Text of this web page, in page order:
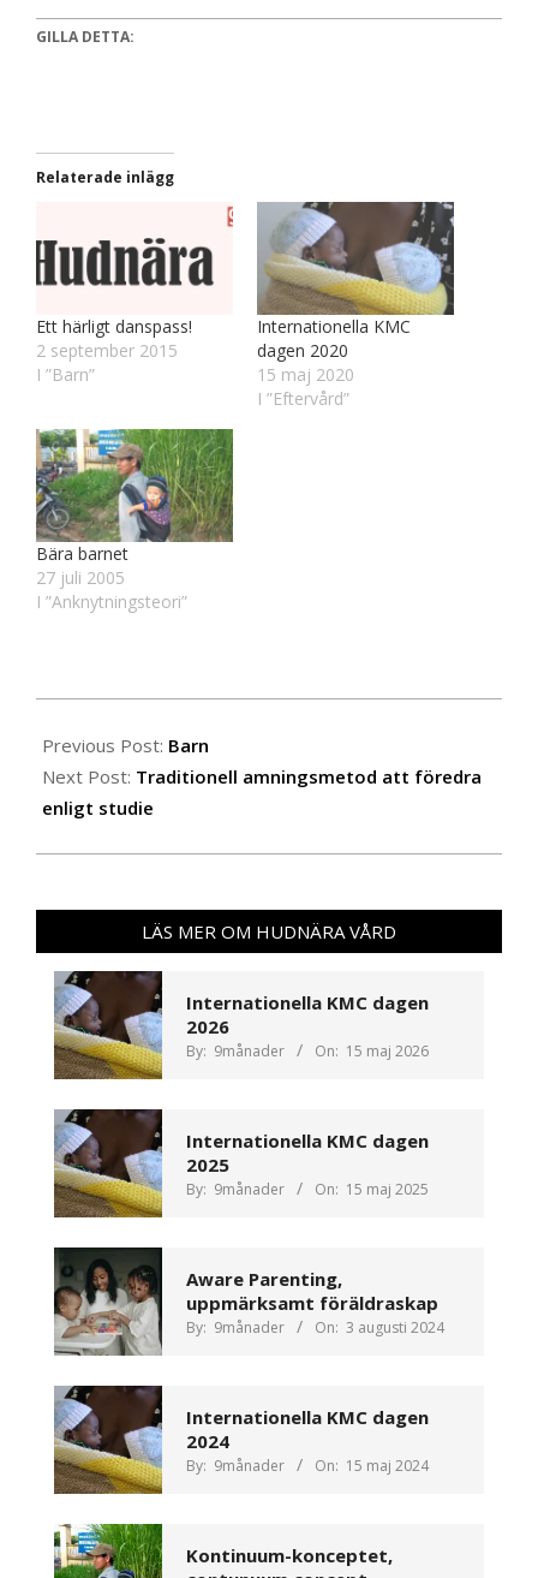
GILLA DETTA:
Relaterade inlägg
Ett härligt danspass!
2 september 2015
I ”Barn”
Internationella KMC
dagen 2020
15 maj 2020
I ”Eftervård”
Bära barnet
27 juli 2005
I ”Anknytningsteori”
02-
28
Previous Post: Barn
Next Post: Traditionell amningsmetod att föredra
enligt studie
LÄS MER OM HUDNÄRA VÅRD
Internationella KMC dagen
2026
By: 9månader On: 15 maj 2026
Internationella KMC dagen
2025
By: 9månader On: 15 maj 2025
Aware Parenting,
uppmärksamt föräldraskap
By: 9månader On: 3 augusti 2024
Internationella KMC dagen
2024
By: 9månader On: 15 maj 2024
Kontinuum-konceptet,